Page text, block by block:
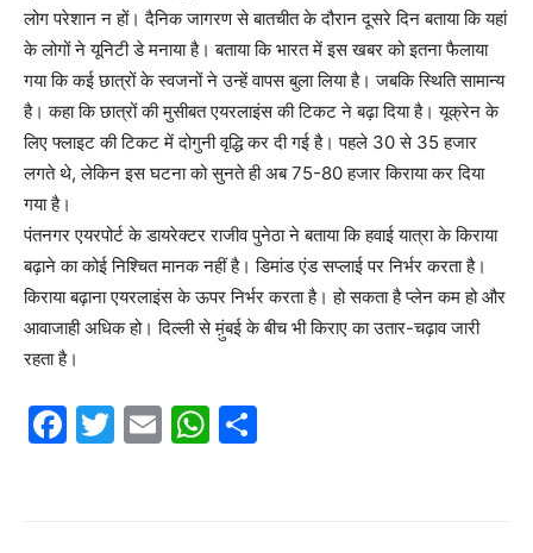
लोग परेशान न हों। दैनिक जागरण से बातचीत के दौरान दूसरे दिन बताया कि यहां
के लोगों ने यूनिटी डे मनाया है। बताया कि भारत में इस खबर को इतना फैलाया
गया कि कई छात्रों के स्वजनों ने उन्हें वापस बुला लिया है। जबकि स्थिति सामान्य
है। कहा कि छात्रों की मुसीबत एयरलाइंस की टिकट ने बढ़ा दिया है। यूक्रेन के
लिए फ्लाइट की टिकट में दोगुनी वृद्धि कर दी गई है। पहले 30 से 35 हजार
लगते थे, लेकिन इस घटना को सुनते ही अब 75-80 हजार किराया कर दिया
गया है।
पंतनगर एयरपोर्ट के डायरेक्टर राजीव पुनेठा ने बताया कि हवाई यात्रा के किराया
बढ़ाने का कोई निश्चित मानक नहीं है। डिमांड एंड सप्लाई पर निर्भर करता है।
किराया बढ़ाना एयरलाइंस के ऊपर निर्भर करता है। हो सकता है प्लेन कम हो और
आवाजाही अधिक हो। दिल्ली से म़ुंबई के बीच भी किराए का उतार-चढ़ाव जारी
रहता है।
F
T
E
W